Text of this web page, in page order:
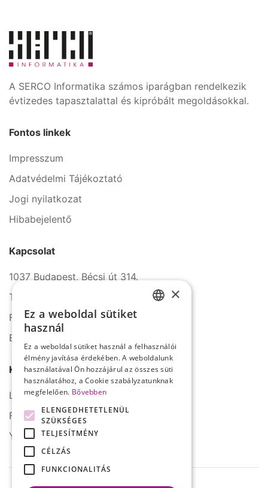
A SERCO Informatika számos iparágban rendelkezik
évtizedes tapasztalattal és kipróbált megoldásokkal.
Fontos linkek
Impresszum
Adatvédelmi Tájékoztató
Jogi nyilatkozat
Hibabejelentő
Kapcsolat
1037 Budapest, Bécsi út 314.
Tel.: +36 1 272 2140
Fax: +36 1 272 2150
E-mail: info@serco.hu
Kövessen minket
LinkedIn
Facebook
YouTube
×
Ez a weboldal sütiket
használ
Ez a weboldal sütiket használ a felhasználói
élmény javítása érdekében. A weboldalunk
használatával Ön hozzájárul az összes süti
használatához, a Cookie szabályzatunknak
megfelelően. Bővebben
ELENGEDHETETLENÜL
SZÜKSÉGES
TELJESÍTMÉNY
CÉLZÁS
FUNKCIONALITÁS